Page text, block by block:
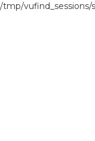
/tmp/vufind_sessions/